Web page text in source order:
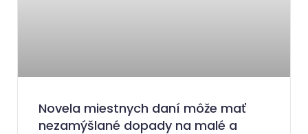
Novela miestnych daní môže mať
nezamýšlané dopady na malé a